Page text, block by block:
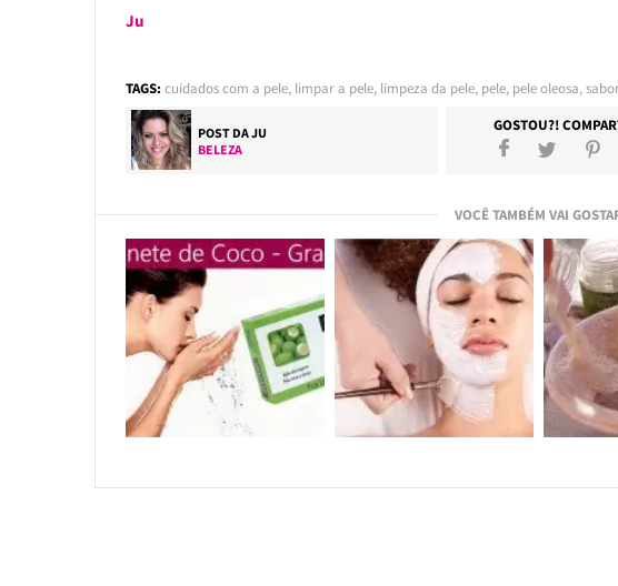
Ju
TAGS: cuidados com a pele, limpar a pele, limpeza da pele, pele, pele oleosa,
POST DAJU
BELEZA
GOSTOU?!
VOCÊ TAMBÉM VAI